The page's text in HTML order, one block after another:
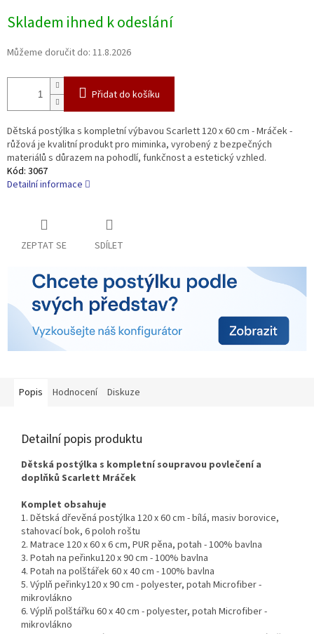
cena:
Skladem ihned k odeslání
Můžeme doručit do: 11.8.2026
Přidat do košíku
Dětská postýlka s kompletní výbavou Scarlett 120 x 60 cm - Mráček -
růžová je kvalitní produkt pro miminka, vyrobený z bezpečných
materiálů s důrazem na pohodlí, funkčnost a estetický vzhled.
Kód: 3067
Detailní informace
ZEPTAT SE SDÍLET
Popis Hodnocení Diskuze
Detailní popis produktu
Dětská postýlka s kompletní soupravou povlečení a
doplňků Scarlett Mráček
Komplet obsahuje
1. Dětská dřevěná postýlka 120 x 60 cm - bílá, masiv borovice,
stahovací bok, 6 poloh roštu
2. Matrace 120 x 60 x 6 cm, PUR pěna, potah - 100% bavlna
3. Potah na peřinku120 x 90 cm - 100% bavlna
4. Potah na polštářek 60 x 40 cm - 100% bavlna
5. Výplň peřinky120 x 90 cm - polyester, potah Microfiber -
mikrovlákno
6. Výplň polštářku 60 x 40 cm - polyester, potah Microfiber -
mikrovlákno